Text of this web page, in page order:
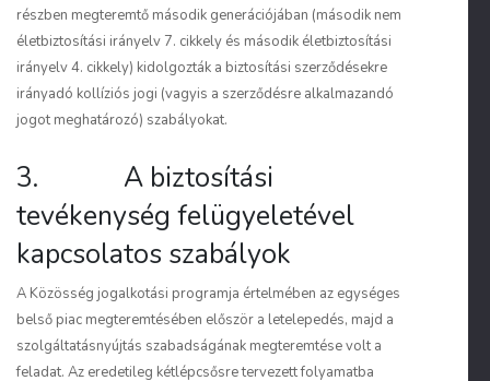
részben megteremtő második generációjában (második nem
életbiztosítási irányelv 7. cikkely és második életbiztosítási
irányelv 4. cikkely) kidolgozták a biztosítási szerződésekre
irányadó kollíziós jogi (vagyis a szerződésre alkalmazandó
jogot meghatározó) szabályokat.
3. A biztosítási
tevékenység felügyeletével
kapcsolatos szabályok
A Közösség jogalkotási programja értelmében az egységes
belső piac megteremtésében először a letelepedés, majd a
szolgáltatásnyújtás szabadságának megteremtése volt a
feladat. Az eredetileg kétlépcsősre tervezett folyamatba